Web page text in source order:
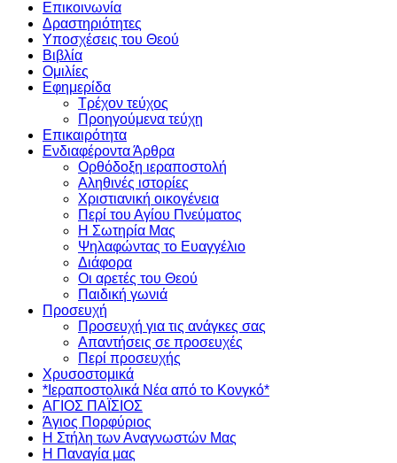
Επικοινωνία
Δραστηριότητες
Υποσχέσεις του Θεού
Βιβλία
Ομιλίες
Εφημερίδα
Τρέχον τεύχος
Προηγούμενα τεύχη
Επικαιρότητα
Ενδιαφέροντα Άρθρα
Ορθόδοξη ιεραποστολή
Αληθινές ιστορίες
Χριστιανική οικογένεια
Περί του Αγίου Πνεύματος
Η Σωτηρία Μας
Ψηλαφώντας το Ευαγγέλιο
Διάφορα
Οι αρετές του Θεού
Παιδική γωνιά
Προσευχή
Προσευχή για τις ανάγκες σας
Απαντήσεις σε προσευχές
Περί προσευχής
Χρυσοστομικά
*Ιεραποστολικά Νέα από το Κονγκό*
ΑΓΙΟΣ ΠΑΪΣΙΟΣ
Άγιος Πορφύριος
Η Στήλη των Αναγνωστών Mας
Η Παναγία μας